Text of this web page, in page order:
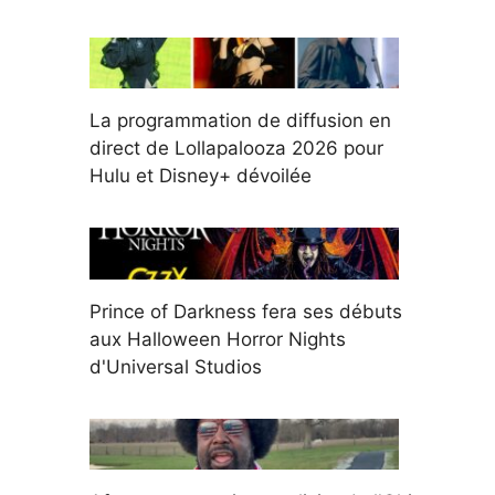
La programmation de diffusion en
direct de Lollapalooza 2026 pour
Hulu et Disney+ dévoilée
Prince of Darkness fera ses débuts
aux Halloween Horror Nights
d'Universal Studios